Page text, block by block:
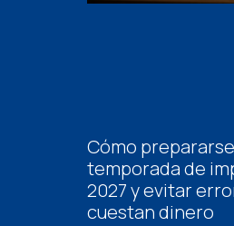
Cómo
temporada de
2027 y evitar
cuestan dinero